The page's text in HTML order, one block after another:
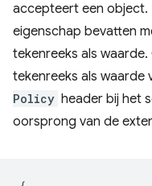
accepteert een object.
eigenschap bevatten
tekenreeks als
tekenreeks als waarde
Policy header bij het
oorsprong van de